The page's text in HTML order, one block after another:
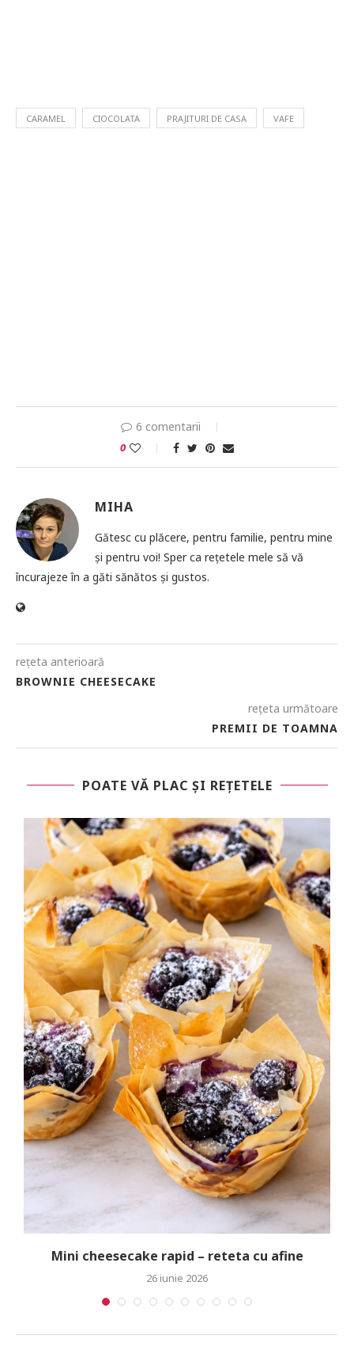
CARAMEL CIOCOLATA PRAJITURI DE CASA VAFE
6 comentarii
0
MIHA
Gătesc cu plăcere, pentru familie, pentru mine
și pentru voi! Sper ca rețetele mele să vă
încurajeze în a găti sănătos și gustos.
rețeta anterioară
BROWNIE CHEESECAKE
rețeta următoare
PREMII DE TOAMNA
POATE VĂ PLAC ȘI REȚETELE
Mini cheesecake rapid – reteta cu afine
26 iunie 2026